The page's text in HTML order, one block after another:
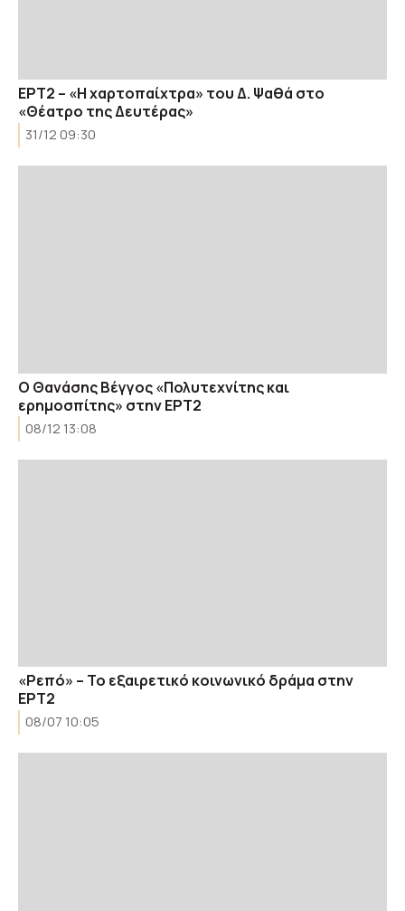
ΕΡΤ2 – «Η χαρτοπαίχτρα» του Δ. Ψαθά στο
«Θέατρο της Δευτέρας»
31/12 09:30
Ο Θανάσης Βέγγος «Πολυτεχνίτης και
ερημοσπίτης» στην ΕΡΤ2
08/12 13:08
«Ρεπό» – Το εξαιρετικό κοινωνικό δράμα στην
ΕΡΤ2
08/07 10:05